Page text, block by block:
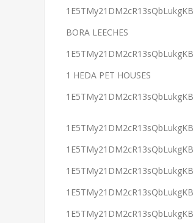
BORA LEECHES
1 HEDA PET HOUSES